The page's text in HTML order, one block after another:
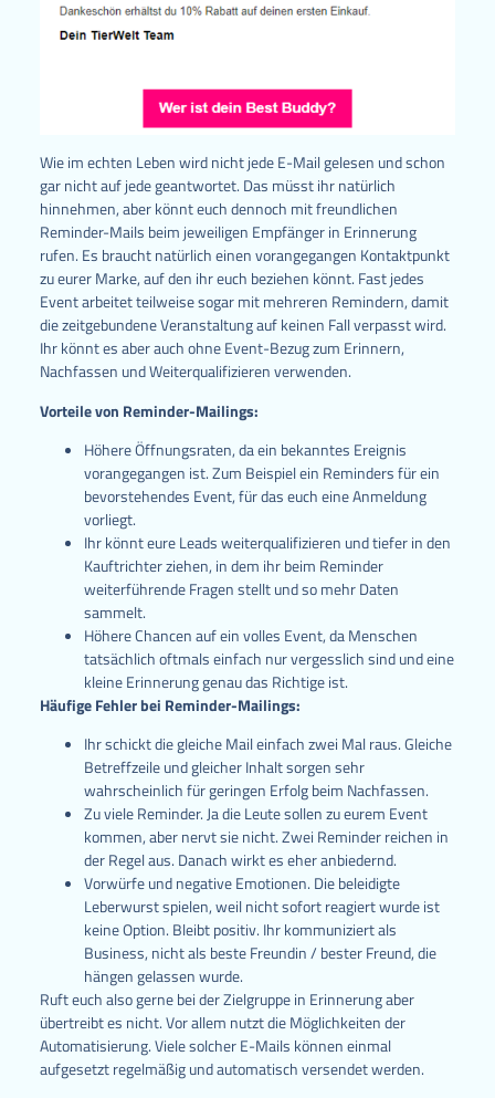
Wie im echten Leben wird nicht jede E-Mail gelesen und schon
gar nicht auf jede geantwortet. Das müsst ihr natürlich
hinnehmen, aber könnt euch dennoch mit freundlichen
Reminder-Mails beim jeweiligen Empfänger in Erinnerung
rufen. Es braucht natürlich einen vorangegangen Kontaktpunkt
zu eurer Marke, auf den ihr euch beziehen könnt. Fast jedes
Event arbeitet teilweise sogar mit mehreren Remindern, damit
die zeitgebundene Veranstaltung auf keinen Fall verpasst wird.
Ihr könnt es aber auch ohne Event-Bezug zum Erinnern,
Nachfassen und Weiterqualifizieren verwenden.
Vorteile von Reminder-Mailings:
Höhere Öffnungsraten, da ein bekanntes Ereignis
vorangegangen ist. Zum Beispiel ein Reminders für ein
bevorstehendes Event, für das euch eine Anmeldung
vorliegt.
Ihr könnt eure Leads weiterqualifizieren und tiefer in den
Kauftrichter ziehen, in dem ihr beim Reminder
weiterführende Fragen stellt und so mehr Daten
sammelt.
Höhere Chancen auf ein volles Event, da Menschen
tatsächlich oftmals einfach nur vergesslich sind und eine
kleine Erinnerung genau das Richtige ist.
Häufige Fehler bei Reminder-Mailings:
Ihr schickt die gleiche Mail einfach zwei Mal raus. Gleiche
Betreffzeile und gleicher Inhalt sorgen sehr
wahrscheinlich für geringen Erfolg beim Nachfassen.
Zu viele Reminder. Ja die Leute sollen zu eurem Event
kommen, aber nervt sie nicht. Zwei Reminder reichen in
der Regel aus. Danach wirkt es eher anbiedernd.
Vorwürfe und negative Emotionen. Die beleidigte
Leberwurst spielen, weil nicht sofort reagiert wurde ist
keine Option. Bleibt positiv. Ihr kommuniziert als
Business, nicht als beste Freundin / bester Freund, die
hängen gelassen wurde.
Ruft euch also gerne bei der Zielgruppe in Erinnerung aber
übertreibt es nicht. Vor allem nutzt die Möglichkeiten der
Automatisierung. Viele solcher E-Mails können einmal
aufgesetzt regelmäßig und automatisch versendet werden.